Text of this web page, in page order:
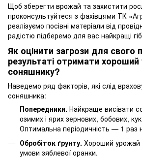
Щоб зберегти врожай та захистити
проконсультуйтеся з фахівцями ТК
реалізуємо посівні матеріали від
радістю підберемо для вас найкращі
Як оцінити загрози для свого
результаті отримати
соняшнику?
Наведемо ряд факторів, які слід
соняшника:
Попередники. Найкраще висівати
озимих і ярих зернових, бобових,
Оптимальна періодичність — 1 раз
Обробіток ґрунту. Хороший
умови зяблевої оранки.